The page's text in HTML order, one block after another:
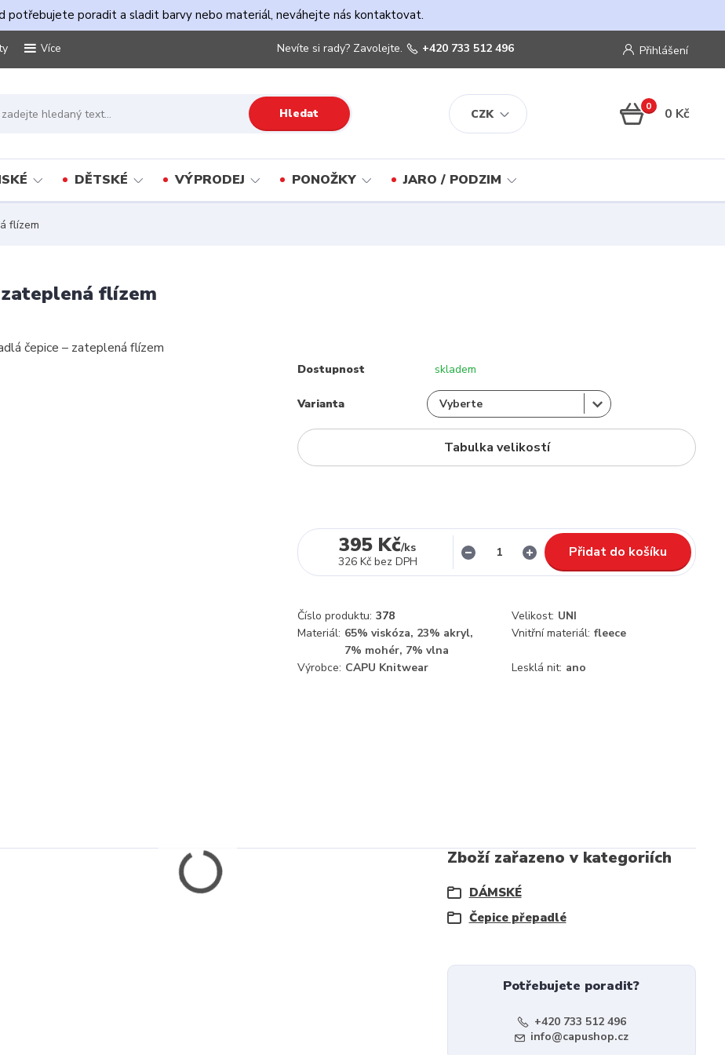
potřebujete poradit a sladit barvy nebo materiál, neváhejte nás kontaktovat.
Více
CZK
Přihlášení
Hledat
Nevíte si rady? Zavolejte. +420 733 512 496
0 0 Kč
DĚTSKÉ VÝPRODEJ PONOŽKY JARO / PODZIM
flízem
flízem
Dostupnost skladem
Varianta
Tabulka velikostí
395 Kč/ks
326 Kč bez DPH
Přidat do košíku
Číslo produktu: 378 Velikost: UNI
Materiál: 65% viskóza, 23% akryl,
7% mohér, 7% vlna
Vnitřní materiál: fleece
Výrobce: CAPU Knitwear Lesklá nit: ano
Zboží zařazeno v kategoriích
DÁMSKÉ
Čepice přepadlé
Potřebujete poradit?
+420 733 512 496
info@capushop.cz